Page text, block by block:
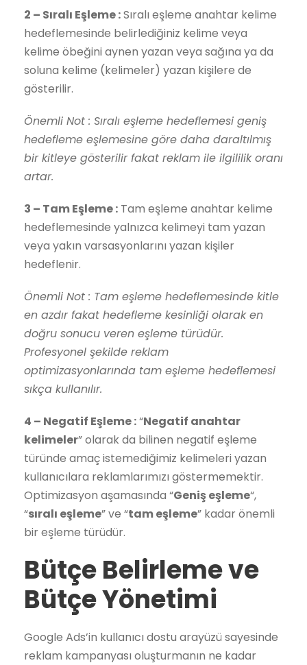
2 – Sıralı Eşleme :Sıralı eşleme anahtar kelime
hedeflemesinde belirlediğiniz kelime veya
kelime öbeğini aynen yazan veya sağına ya da
soluna kelime (kelimeler) yazan kişilere de
gösterilir.
Önemli Not : Sıralı eşleme hedeflemesi geniş
hedefleme eşlemesine göre daha daraltılmış
bir kitleye gösterilir fakat reklam ile ilgililik oranı
artar.
3 – Tam Eşleme : Tam eşleme anahtar kelime
hedeflemesinde yalnızca kelimeyi tam yazan
veya yakın varsasyonlarını yazan kişiler
hedeflenir.
Önemli Not : Tam eşleme hedeflemesinde kitle
en azdır fakat hedefleme kesinliği olarak en
doğru sonucu veren eşleme türüdür.
Profesyonel şekilde reklam
optimizasyonlarında tam eşleme hedeflemesi
sıkça kullanılır.
4 – Negatif Eşleme :“Negatif anahtar
kelimeler” olarak da bilinen negatif eşleme
türünde amaç istemediğimiz kelimeleri yazan
kullanıcılara reklamlarımızı göstermemektir.
Optimizasyon aşamasında “Geniş eşleme“,
“sıralı eşleme” ve “tam eşleme” kadar önemli
bir eşleme türüdür.
Bütçe Belirleme ve
Bütçe Yönetimi
Google Ads’in kullanıcı dostu arayüzü sayesinde
reklam kampanyası oluşturmanın ne kadar